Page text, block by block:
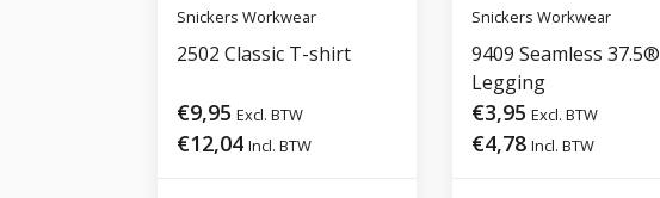
Snickers Workwear
2502 Classic T-shirt
€9,95 Excl. BTW
€12,04 Incl. BTW
Snickers Workwear
9409 Seamless 37.5®
Legging
€3,95 Excl. BTW
€4,78 Incl. BTW